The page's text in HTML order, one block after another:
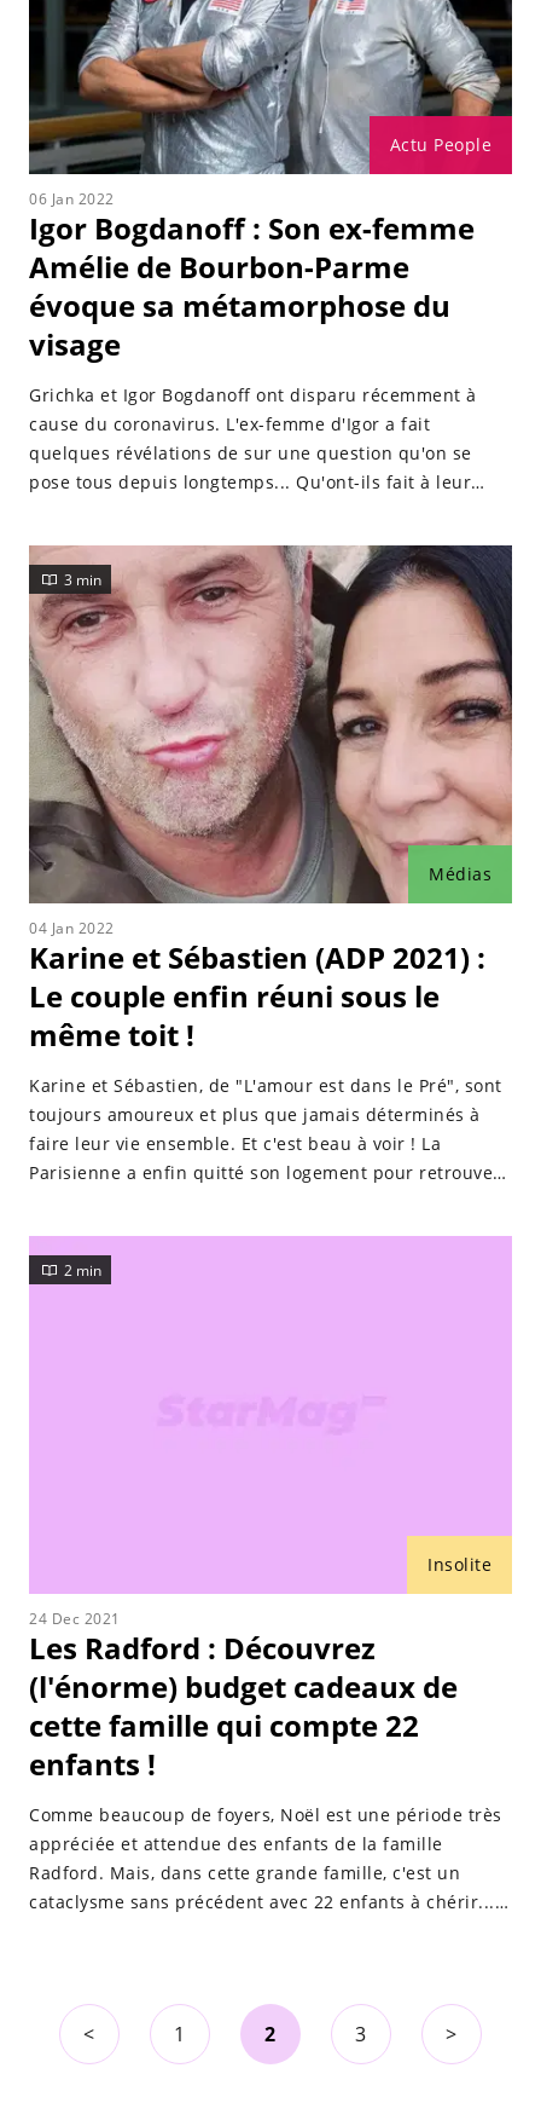
Actu People
06 Jan 2022
Igor Bogdanoff : Son ex-femme
Amélie de Bourbon-Parme
évoque sa métamorphose du
visage
Grichka et Igor Bogdanoff ont disparu récemment à
cause du coronavirus. L'ex-femme d'Igor a fait
quelques révélations de sur une question qu'on se
pose tous depuis longtemps... Qu'ont-ils fait à leur
Médias
3 min
04 Jan 2022
Karine et Sébastien (ADP 2021) :
Le couple enfin réuni sous le
même toit !
Karine et Sébastien, de "L'amour est dans le Pré", sont
toujours amoureux et plus que jamais déterminés à
faire leur vie ensemble. Et c'est beau à voir ! La
Parisienne a enfin quitté son logement pour retrouver
nouvelle pour ce début d'année 2022 !
Insolite
2 min
24 Dec 2021
Les Radford : Découvrez
(l'énorme) budget cadeaux de
cette famille qui compte 22
enfants !
Comme beaucoup de foyers, Noël est une période très
appréciée et attendue des enfants de la famille
Radford. Mais, dans cette grande famille, c'est un
cataclysme sans précédent avec 22 enfants à chérir...
< 1 2 3 >